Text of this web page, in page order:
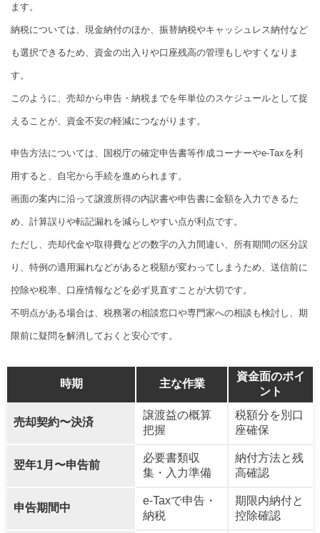
ます。
納税については、現金納付のほか、振替納税やキャッシュレス納付など
も選択できるため、資金の出入りや口座残高の管理もしやすくなりま
す。
このように、売却から申告・納税までを年単位のスケジュールとして捉
えることが、資金不安の軽減につながります。
申告方法については、国税庁の確定申告書等作成コーナーやe-Taxを利
用すると、自宅から手続を進められます。
画面の案内に沿って譲渡所得の内訳書や申告書に金額を入力できるた
め、計算誤りや転記漏れを減らしやすい点が利点です。
ただし、売却代金や取得費などの数字の入力間違い、所有期間の区分誤
り、特例の適用漏れなどがあると税額が変わってしまうため、送信前に
控除や税率、口座情報などを必ず見直すことが大切です。
不明点がある場合は、税務署の相談窓口や専門家への相談も検討し、期
限前に疑問を解消しておくと安心です。
時期 主な作業
資金面のポイ
ント
売却契約〜決済
譲渡益の概算
把握
税額分を別口
座確保
翌年1月〜申告前
必要書類収
集・入力準備
納付方法と残
高確認
申告期間中
e-Taxで申告・
納税
期限内納付と
控除確認